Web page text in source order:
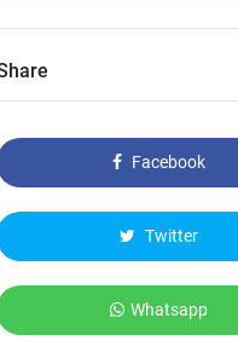
Facebook
Twitter
Whatsapp